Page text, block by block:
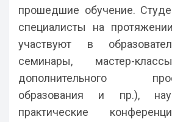
прошедшие обучение.
специалисты на
участвуют в
семинары, мастер-
дополнительного
образования и пр.),
практические